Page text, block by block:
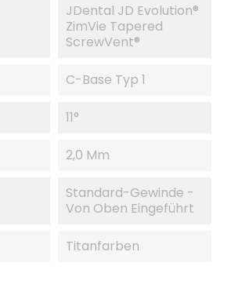
JDental JD Evolution®
ZimVie Tapered
ScrewVent®
C-Base Typ 1
11°
2,0 Mm
Standard-Gewinde -
Von Oben Eingeführt
Titanfarben